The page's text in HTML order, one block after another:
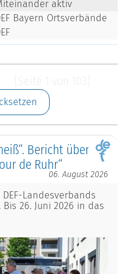
aktiv
Bayern Ortsverbände
Bericht über
de Ruhr“
06. August 2026
Landesverbands
26. Juni 2026 in das